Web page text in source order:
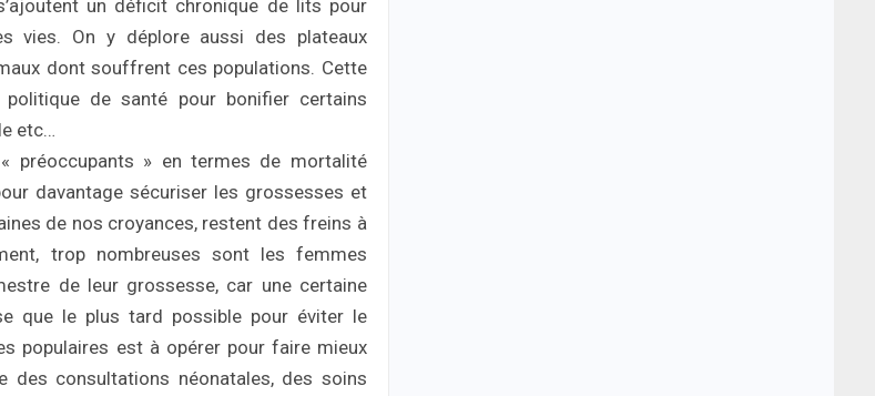
un déficit chronique de lits pour
vies. On y déplore aussi des plateaux
dont souffrent ces populations. Cette
de santé pour bonifier certains
etc…
préoccupants » en termes de mortalité
davantage sécuriser les grossesses et
de nos croyances, restent des freins à
trop nombreuses sont les femmes
de leur grossesse, car une certaine
que le plus tard possible pour éviter le
populaires est à opérer pour faire mieux
des consultations néonatales, des soins